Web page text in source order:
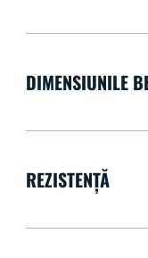
DIMENSIUNILE
REZISTENȚĂ